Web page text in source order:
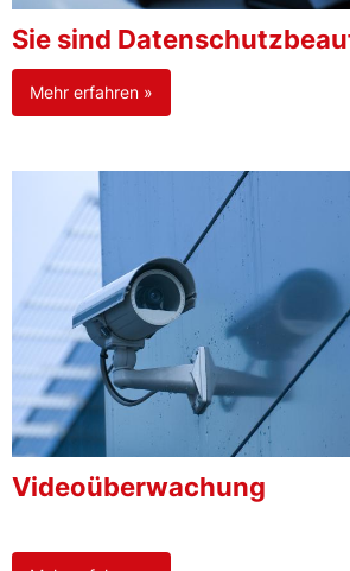
Sie sind
Mehr erfahren »
Videoüberwachung